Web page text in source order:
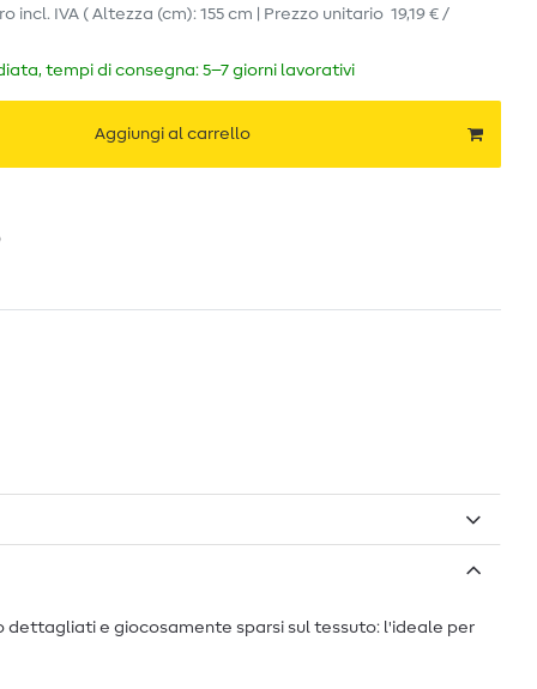
incl. IVA ( Altezza (cm): 155 cm | Prezzo unitario 19,19 € /
tempi di consegna: 5–7 giorni lavorativi
Aggiungi al carrello
dettagliati e giocosamente sparsi sul tessuto: l'ideale per